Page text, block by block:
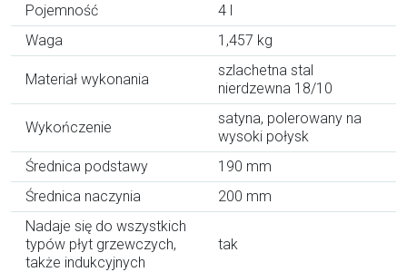
Pojemność
4 l
Waga
1,457 kg
Materiał wykonania
szlachetna stal
nierdzewna 18/10
Wykończenie
satyna, polerowany na
wysoki połysk
Średnica podstawy
190 mm
Średnica naczynia
200 mm
Nadaje się do wszystkich
typów płyt grzewczych,
także indukcyjnych
tak